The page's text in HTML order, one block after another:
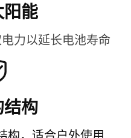
阳能
力以延长电池寿命
结构